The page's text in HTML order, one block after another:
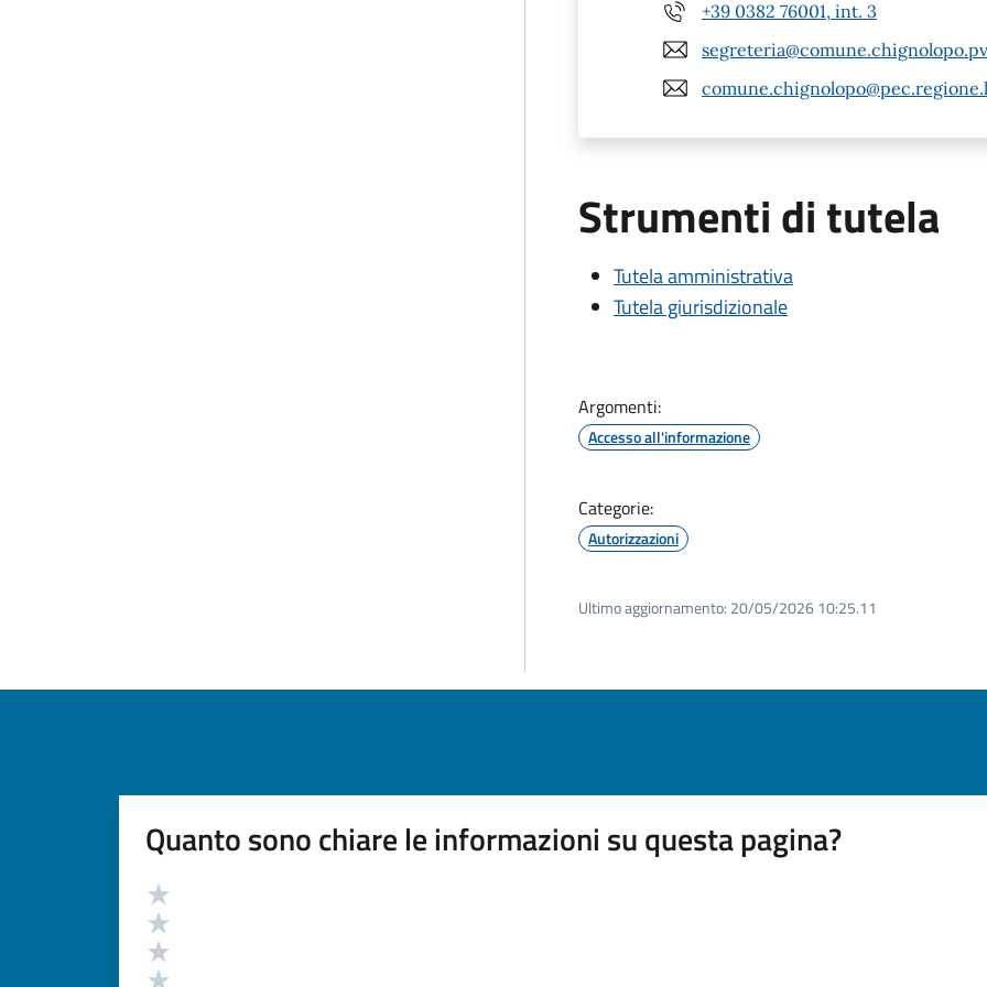
+39 0382 76001, int. 3
Strumenti di tutela
Tutela amministrativa
Tutela giurisdizionale
Argomenti:
Accesso all'informazione
Categorie:
Autorizzazioni
Ultimo aggiornamento: 20/05/2026 10:25.11
Quanto sono chiare le informazioni su questa pagina?
Valutazione